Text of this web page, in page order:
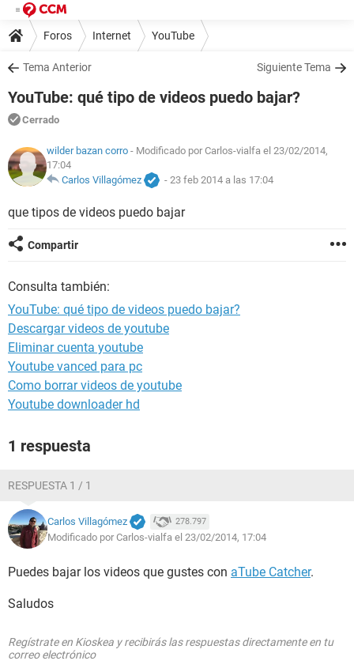
Foros Internet YouTube
Tema Anterior Siguiente Tema
YouTube: qué tipo de videos puedo bajar?
Cerrado
wilder bazan corro - Modificado por Carlos-vialfa el 23/02/2014,
17:04
Carlos Villagómez
-23 feb 2014 a las 17:04
que tipos de videos puedo bajar
Compartir
Consulta también:
YouTube: qué tipo de videos puedo bajar?
Descargar videos de youtube
Eliminar cuenta youtube
Youtube vanced para pc
Como borrar videos de youtube
Youtube downloader hd
1 respuesta
RESPUESTA 1 / 1
Carlos Villagómez 278.797
Modificado por Carlos-vialfa el 23/02/2014, 17:04
Puedes bajar los videos que gustes con aTube Catcher.
Saludos
Regístrate en Kioskea y recibirás las respuestas directamente en tu
correo electrónico